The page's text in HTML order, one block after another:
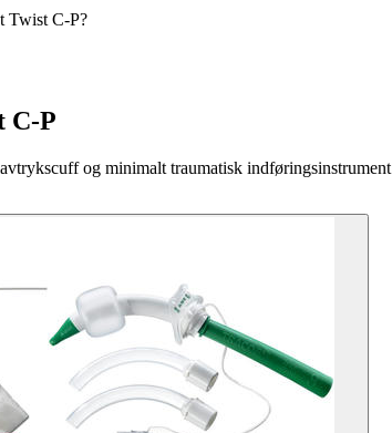
C-P
og minimalt traumatisk indføringsinstrument
Twist C-P?